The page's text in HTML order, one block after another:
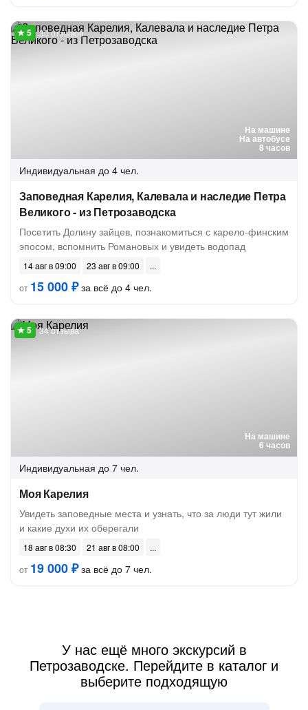
На машине
На автобусе
8 часов
30 отзывов
Индивидуальная до 4 чел.
Заповедная Карелия, Калевала и наследие Петра
Великого - из Петрозаводска
Посетить Долину зайцев, познакомиться с карело-финским
эпосом, вспомнить Романовых и увидеть водопад
14 авг в 09:00
23 авг в 09:00
от 15 000 ₽за всё до 4 чел.
На машине
6 часов
34 отзыва
Индивидуальная до 7 чел.
Моя Карелия
Увидеть заповедные места и узнать, что за люди тут жили
и какие духи их оберегали
18 авг в 08:30
21 авг в 08:00
от 19 000 ₽за всё до 7 чел.
У нас ещё много экскурсий в
Петрозаводске. Перейдите в каталог и
выберите подходящую